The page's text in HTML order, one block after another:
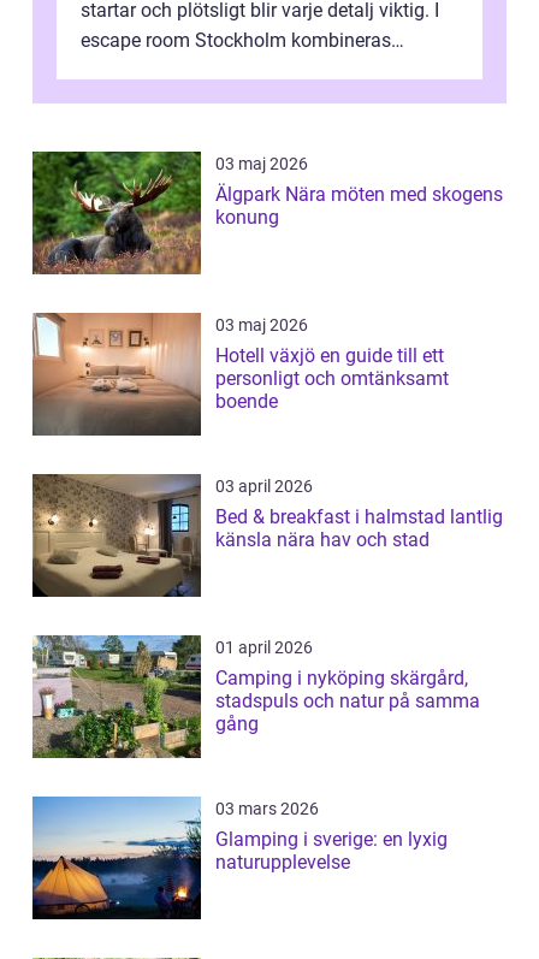
startar och plötsligt blir varje detalj viktig. I
escape room Stockholm kombineras
03 maj 2026
Älgpark Nära möten med skogens
konung
03 maj 2026
Hotell växjö en guide till ett
personligt och omtänksamt
boende
03 april 2026
Bed & breakfast i halmstad lantlig
känsla nära hav och stad
01 april 2026
Camping i nyköping skärgård,
stadspuls och natur på samma
gång
03 mars 2026
Glamping i sverige: en lyxig
naturupplevelse